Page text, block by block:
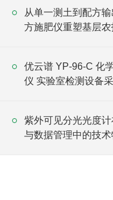
从单一测土到配方
方施肥仪重塑基层
优云谱 YP-96-C 化
仪 实验室检测设备
紫外可见分光光度
与数据管理中的技术